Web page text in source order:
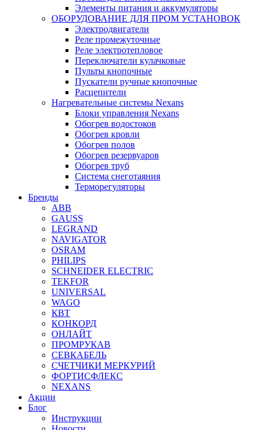
Элементы питания и аккумуляторы
ОБОРУДОВАНИЕ ДЛЯ ПРОМ УСТАНОВОК
Электродвигатели
Реле промежуточные
Реле электротепловое
Переключатели кулачковые
Пульты кнопочные
Пускатели ручные кнопочные
Расцепители
Нагревательные системы Nexans
Блоки управления Nexans
Обогрев водостоков
Обогрев кровли
Обогрев полов
Обогрев резервуаров
Обогрев труб
Система снеготаяния
Терморегуляторы
Бренды
ABB
GAUSS
LEGRAND
NAVIGATOR
OSRAM
PHILIPS
SCHNEIDER ELECTRIC
TEKFOR
UNIVERSAL
WAGO
КВТ
КОНКОРД
ОНЛАЙТ
ПРОМРУКАВ
СЕВКАБЕЛЬ
СЧЕТЧИКИ МЕРКУРИЙ
ФОРТИСФЛЕКС
NEXANS
Акции
Блог
Инструкции